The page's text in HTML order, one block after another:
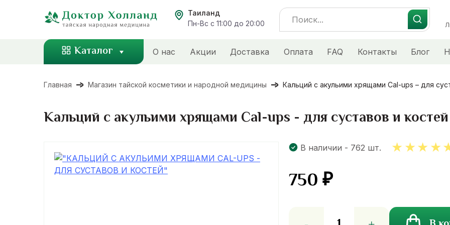
Таиланд
Пн-Вс с 11:00 до 20:00
Search
for:
Каталог О нас Акции Доставка Оплата FAQ Контакты Блог
Главная Магазин тайской косметики и народной медицины Кальций с акульими хрящами Cal-ups – для
Кальций с акульими хрящами Cal-ups - для суставов и костей
В наличии - 762 шт.
750₽